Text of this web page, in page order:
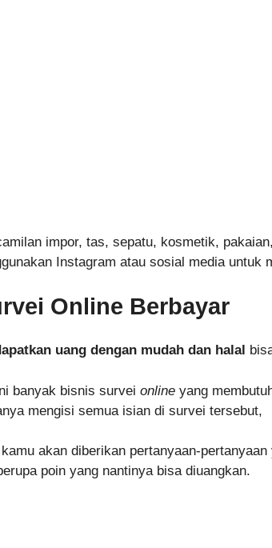
impor, tas, sepatu, kosmetik,
Instagram atau sosial media untuk
Online Berbayar
uang dengan mudah dan halal
banyak bisnis survei online yang
mengisi semua isian di survei tersebut,
akan diberikan pertanyaan-
poin yang nantinya bisa diuangkan.